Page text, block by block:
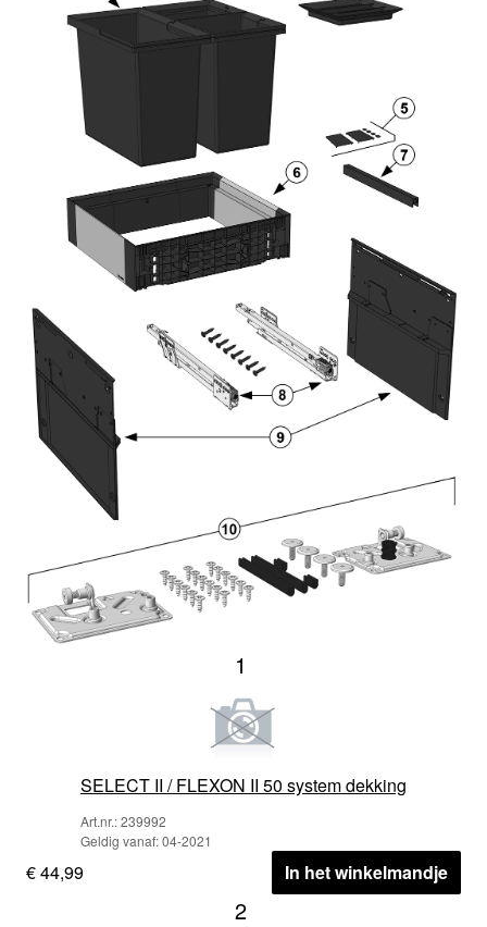
1
SELECT II / FLEXON II 50 system dekking
Art.nr.: 239992
Geldig vanaf: 04-2021
€ 44,99 In het winkelmandje
2